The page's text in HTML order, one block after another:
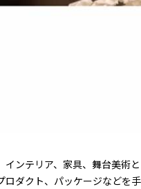
インテリア、家具、舞台美術
ロダクト、パッケージなどを